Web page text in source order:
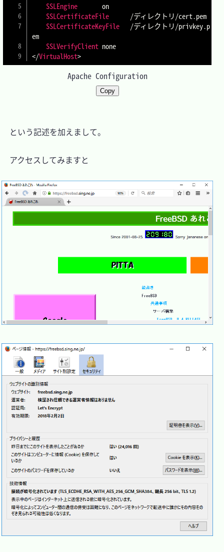
SSLEngine
		on
SSLCertificateFile
		/ディレクトリ/cert.pem
SSLCertificateKeyFile
	/ディレクトリ/privkey.p
em
SSLVerifyClient
	none
</VirtualHost>
Apache Configuration
Copy
という記述を加えまして。
アクセスしてみますと